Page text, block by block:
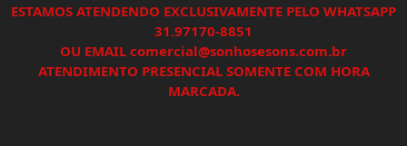
ESTAMOS ATENDENDO EXCLUSIVAMENTE PELO WHATSAPP
31.97170-8851
OU EMAIL comercial@sonhosesons.com.br
ATENDIMENTO PRESENCIAL SOMENTE COM HORA
MARCADA.